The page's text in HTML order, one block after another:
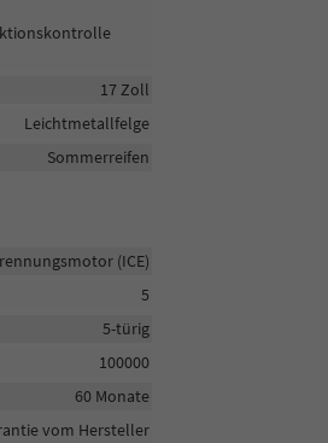
17 Zoll
Leichtmetallfelge
Sommerreifen
(ICE)
5
5-türig
100000
60 Monate
vom Hersteller